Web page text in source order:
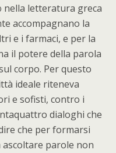
nella letteratura greca
accompagnano la
e i farmaci, e per la
il potere della parola
corpo. Per questo
ideale riteneva
e sofisti, contro i
dialoghi che
che per formarsi
parole non